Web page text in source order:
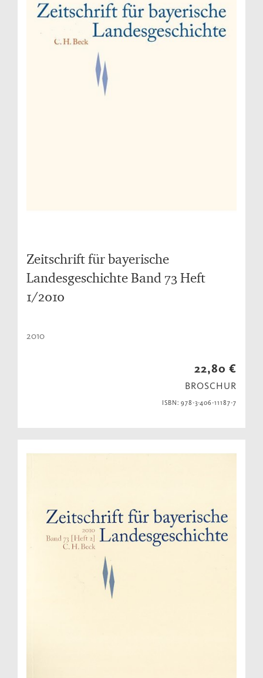
Zeitschrift für bayerische
Landesgeschichte Band 73 Heft
1/2010
2010
22,80 €
BROSCHUR
ISBN: 978-3-406-11187-7